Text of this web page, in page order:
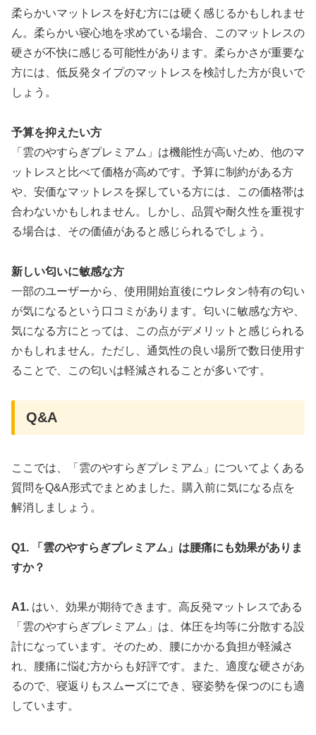
柔らかいマットレスを好む方には硬く感じるかもしれませ
ん。柔らかい寝心地を求めている場合、このマットレスの
硬さが不快に感じる可能性があります。柔らかさが重要な
方には、低反発タイプのマットレスを検討した方が良いで
しょう。
予算を抑えたい方
「雲のやすらぎプレミアム」は機能性が高いため、他のマ
ットレスと比べて価格が高めです。予算に制約がある方
や、安価なマットレスを探している方には、この価格帯は
合わないかもしれません。しかし、品質や耐久性を重視す
る場合は、その価値があると感じられるでしょう。
新しい匂いに敏感な方
一部のユーザーから、使用開始直後にウレタン特有の匂い
が気になるという口コミがあります。匂いに敏感な方や、
気になる方にとっては、この点がデメリットと感じられる
かもしれません。ただし、通気性の良い場所で数日使用す
ることで、この匂いは軽減されることが多いです。
Q&A
ここでは、「雲のやすらぎプレミアム」についてよくある
質問をQ&A形式でまとめました。購入前に気になる点を
解消しましょう。
Q1. 「雲のやすらぎプレミアム」は腰痛にも効果がありま
すか？
A1. はい、効果が期待できます。高反発マットレスである
「雲のやすらぎプレミアム」は、体圧を均等に分散する設
計になっています。そのため、腰にかかる負担が軽減さ
れ、腰痛に悩む方からも好評です。また、適度な硬さがあ
るので、寝返りもスムーズにでき、寝姿勢を保つのにも適
しています。